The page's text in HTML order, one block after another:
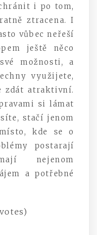
i po tom,
ztracena. I
vůbec neřeší
ještě něco
možnosti, a
využijete,
zdát atraktivní.
si lámat
stačí jenom
kde se o
postarají
nejenom
a potřebné